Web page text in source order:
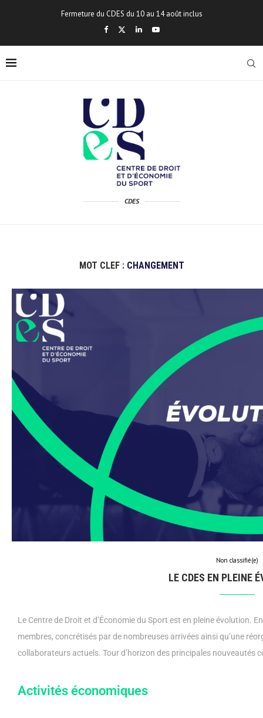
Fermeture du CDES du 10 au 14 août inclus
CDES
MOT CLEF : CHANGEMENT
Non classifié(e)
LE CDES EN PLEINE
Le Centre de Droit et d’Économie du Sport est en pleine évolution.
membres, concrétisés par de nombreuses arrivées ainsi qu’une
collaborateurs actuels. Tour d’horizon des principales nouveautés
Activités économiques